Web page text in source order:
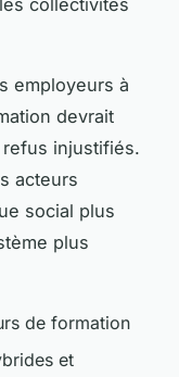
employeurs à
devrait
injustifiés.
acteurs
social plus
plus
de formation
et